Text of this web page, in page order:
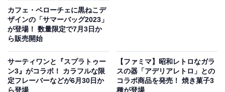
カフェ・ベローチェに黒ねこデ
ザインの「サマーバッグ2023」
が登場！ 数量限定で7月3日か
ら販売開始
サーティワンと『スプラトゥー
ン3』がコラボ！ カラフルな限
定フレーバーなどが6月30日か
ら登場
【ファミマ】昭和レトロなガラ
スの器「アデリアレトロ」との
コラボ商品を発売！ 焼き菓子3
種が登場